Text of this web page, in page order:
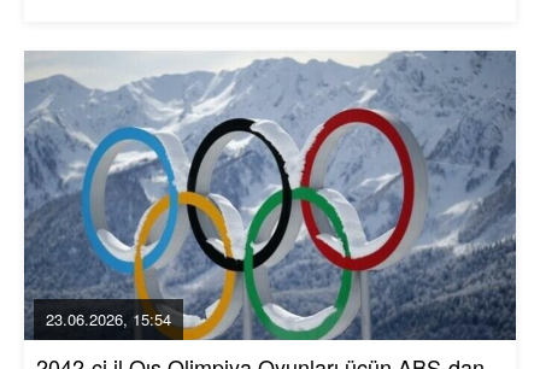
23.06.2026, 15:54